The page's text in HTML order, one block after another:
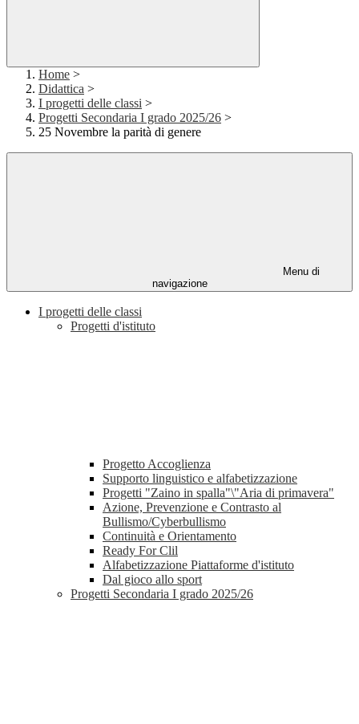
Home >
Didattica >
I progetti delle classi >
Progetti Secondaria I grado 2025/26 >
25 Novembre la parità di genere
Menu di
navigazione
I progetti delle classi
Progetti d'istituto
Progetto Accoglienza
Supporto linguistico e alfabetizzazione
Progetti "Zaino in spalla"\"Aria di primavera"
Azione, Prevenzione e Contrasto al
Bullismo/Cyberbullismo
Continuità e Orientamento
Ready For Clil
Alfabetizzazione Piattaforme d'istituto
Dal gioco allo sport
Progetti Secondaria I grado 2025/26